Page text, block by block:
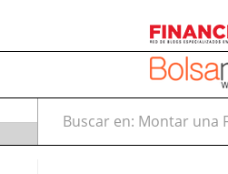
Buscar en: